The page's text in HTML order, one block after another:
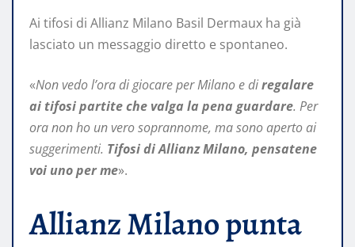
Ai tifosi di Allianz Milano Basil Dermaux ha già
lasciato un messaggio diretto e spontaneo.
«Non vedo l’ora di giocare per Milano e diregalare
ai tifosi partite che valga la pena guardare. Per
ora non ho un vero soprannome, ma sono aperto ai
suggerimenti. Tifosi di Allianz Milano, pensatene
voi uno per me».
Allianz Milano punta